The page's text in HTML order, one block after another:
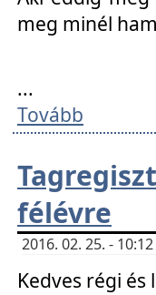
meg minél
...
Tovább
félévre
2016. 02. 25. -
Kedves régi